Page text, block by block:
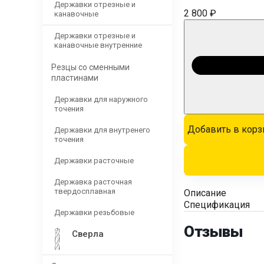
Державки отрезные и
канавочные
Державки отрезные и
канавочные внутренние
Резцы со сменными
пластинами
Державки для наружного
точения
Державки для внутренего
точения
Державки расточные
Державка расточная
твердосплавная
Державки резьбовые
Сверла
2 800 ₽
Добавить в
Описание
Спецификация
Отзывы